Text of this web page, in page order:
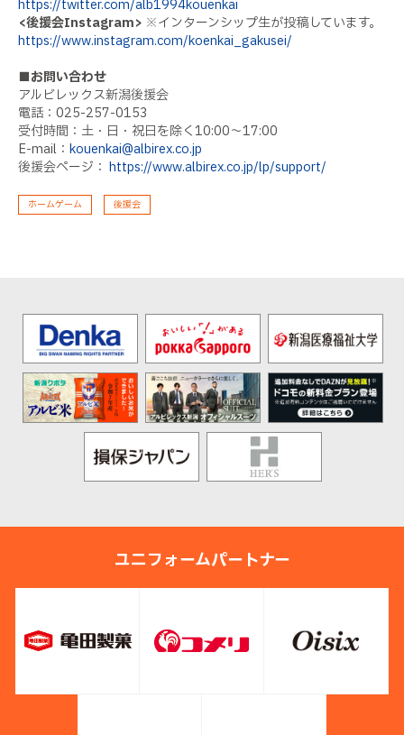
https://twitter.com/alb1994kouenkai
<後援会Instagram> ※インターンシップ生が投稿しています。
https://www.instagram.com/koenkai_gakusei/
■お問い合わせ
アルビレックス新潟後援会
電話：025-257-0153
受付時間：土・日・祝日を除く10:00〜17:00
E-mail： kouenkai@albirex.co.jp
後援会ページ： https://www.albirex.co.jp/lp/support/
ホームゲーム 後援会
ユニフォームパートナー